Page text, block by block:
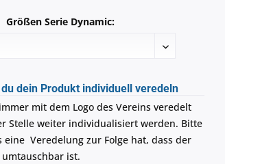
Größen Serie Dynamic:
dein Produkt individuell veredeln
mit dem Logo des Vereins veredelt
Stelle weiter individualisiert werden. Bitte
eine Veredelung zur Folge hat, dass der
ist.